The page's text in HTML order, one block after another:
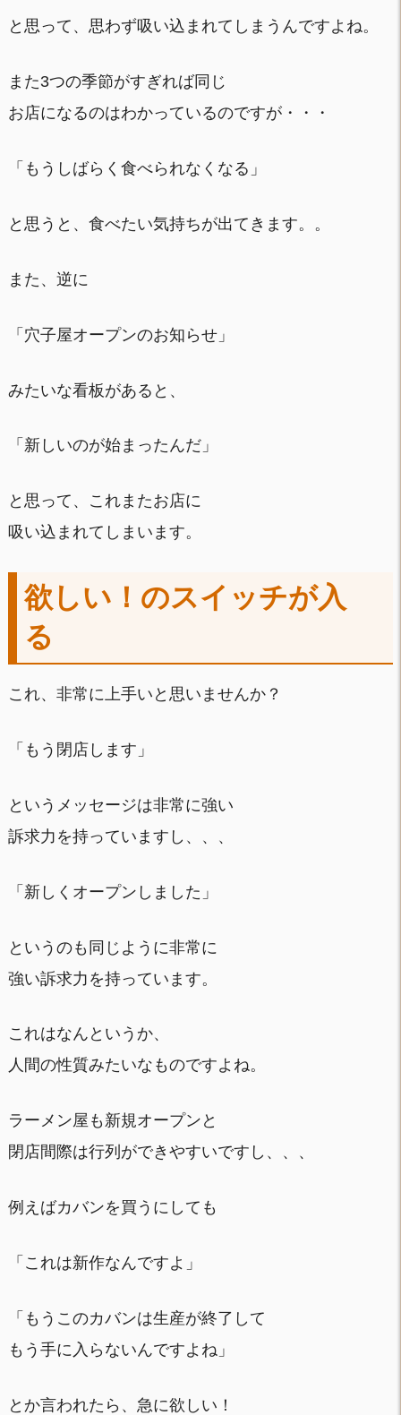
と思って、思わず吸い込まれてしまうんですよね。
また3つの季節がすぎれば同じ
お店になるのはわかっているのですが・・・
「もうしばらく食べられなくなる」
と思うと、食べたい気持ちが出てきます。。
また、逆に
「穴子屋オープンのお知らせ」
みたいな看板があると、
「新しいのが始まったんだ」
と思って、これまたお店に
吸い込まれてしまいます。
欲しい！のスイッチが入
る
これ、非常に上手いと思いませんか？
「もう閉店します」
というメッセージは非常に強い
訴求力を持っていますし、、、
「新しくオープンしました」
というのも同じように非常に
強い訴求力を持っています。
これはなんというか、
人間の性質みたいなものですよね。
ラーメン屋も新規オープンと
閉店間際は行列ができやすいですし、、、
例えばカバンを買うにしても
「これは新作なんですよ」
「もうこのカバンは生産が終了して
もう手に入らないんですよね」
とか言われたら、急に欲しい！